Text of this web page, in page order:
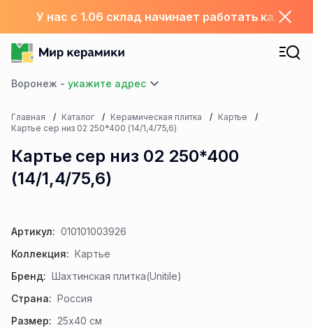
У нас с 1.06 склад начинает работать каждый
Воронеж -
Главная Каталог Керамическая плитка
Картье
Картье сер низ 02 250*400 (14/1,4/75,6)
Картье сер низ 02 250*400
(14/1,4/75,6)
Артикул: 010101003926
Коллекция: Картье
Бренд: Шахтинская плитка(Unitile)
Страна: Россия
Размер: 25x40 см